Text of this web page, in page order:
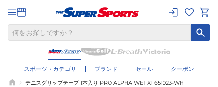
スポーツ・カテゴリ ブランド セール クーポン
テニスグリップテープ 1本入り PRO ALPHA WET X1 651023-WH